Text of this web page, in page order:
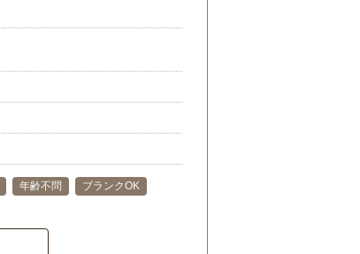
年齢不問
ブランクOK